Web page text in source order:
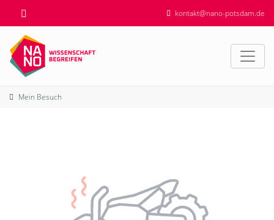
kontakt@nano-potsdam.de
Mein Besuch